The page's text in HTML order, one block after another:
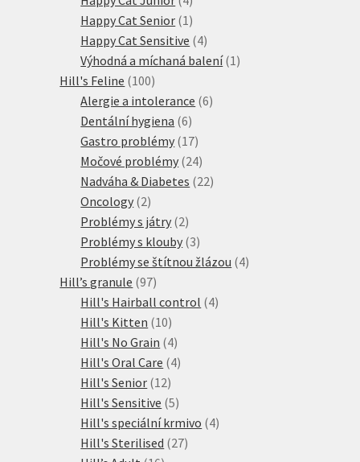
produkty
Happy Cat Senior 1 1
produkt
Happy Cat Sensitive 44
produkty
Výhodná a míchaná balení 1 1
Hill's Feline 100100
produktů
Alergie a intolerance 66
Dentální hygiena 66
produktů
Gastro problémy 1717
produktů
Močové problémy 2424
produktů
Nadváha & Diabetes 2222
Oncology 22
produkty
Problémy s játry 22
produkty
Problémy s klouby 33
produkty
Problémy se štítnou žlázou 44
Hill’s granule 9797
produktů
Hill's Hairball control 44
Hill's Kitten 1010
produktů
Hill's No Grain 44
produkty
Hill's Oral Care 44
Hill's Senior 1212
produktů
Hill's Sensitive 55
produktů
Hill's speciální krmivo 44
Hill's Sterilised 2727